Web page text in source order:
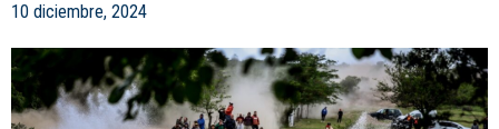
10 diciembre, 2024